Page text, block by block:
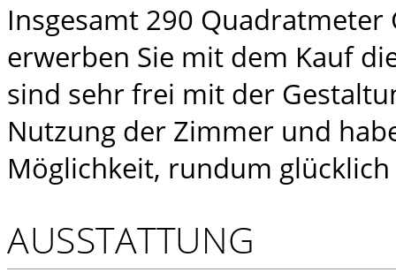
Insgesamt 290
erwerben Sie mit dem Kauf
sind sehr frei mit der
Nutzung der Zimmer und
Möglichkeit, rundum
AUSSTATTUNG